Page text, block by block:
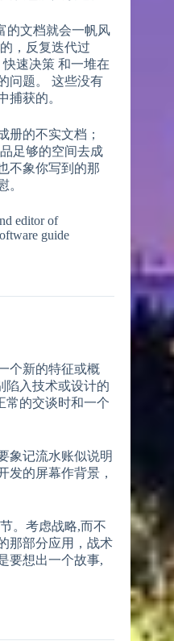
的文档就会一帆风
，反复迭代过
速决策 和一堆在
问题。 这些没有
捕获的。
册的不实文档；
足够的空间去成
不象你写到的那
。
editor of
guide
个新的特征或概
陷入技术或设计的
常的交谈时和一个
象记流水账似说明
发的屏幕作背景，
。考虑战略,而不
那部分应用，战术
要想出一个故事,